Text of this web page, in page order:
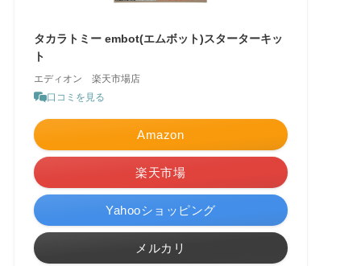
タカラトミー embot(エムボット)スターターキッ
ト
エディオン 楽天市場店
口コミを見る
Amazon
楽天市場
Yahooショッピング
メルカリ